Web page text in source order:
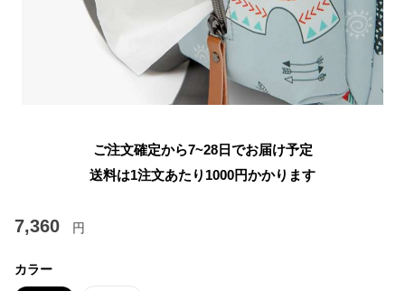
ご注文確定から7~28日でお届け予定
送料は1注文あたり 1000円かかります
7,360 円
カラー